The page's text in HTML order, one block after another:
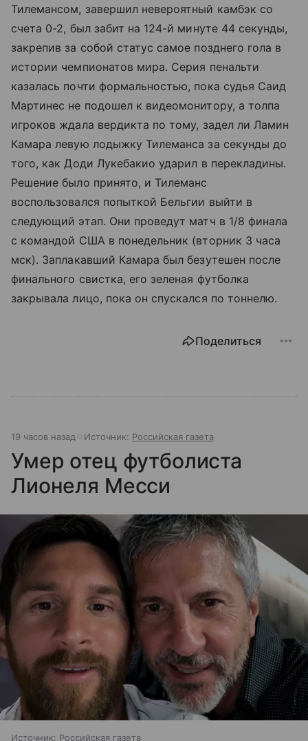
Тилемансом, завершил невероятный камбэк со
счета 0-2, был забит на 124-й минуте 44 секунды,
закрепив за собой статус самое позднего гола в
истории чемпионатов мира. Серия пенальти
казалась почти формальностью, пока судья Саид
Мартинес не подошел к видеомонитору, а толпа
игроков ждала вердикта по тому, задел ли Ламин
Камара левую лодыжку Тилеманса за секунды до
того, как Доди Лукебакио ударил в перекладины.
Решение было принято, и Тилеманс
воспользовался попыткой Бельгии выйти в
следующий этап. Они проведут матч в 1/8 финала
с командой США в понедельник (вторник 3 часа
мск). Заплакавший Камара был безутешен после
финального свистка, его зеленая футболка
закрывала лицо, пока он спускался по тоннелю.
Поделиться
19 часов назад Источник: Российская газета
Умер отец футболиста
Лионеля Месси
Источник: Российская газета